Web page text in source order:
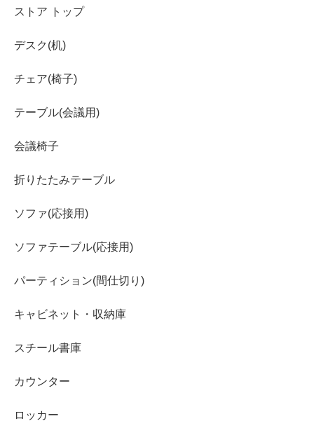
ストア トップ
デスク(机)
チェア(椅子)
テーブル(会議用)
会議椅子
折りたたみテーブル
ソファ(応接用)
ソファテーブル(応接用)
パーティション(間仕切り)
キャビネット・収納庫
スチール書庫
カウンター
ロッカー